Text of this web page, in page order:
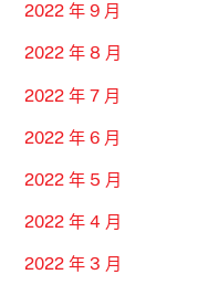
2022 年 9 月
2022 年 8 月
2022 年 7 月
2022 年 6 月
2022 年 5 月
2022 年 4 月
2022 年 3 月